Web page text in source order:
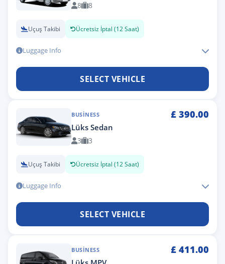
8 8
Uçuş Takibi Ücretsiz İptal (12 Saat)
Luggage Info
SELECT VEHICLE
BUSINESS £ 390.00
Lüks Sedan
3 3
Uçuş Takibi Ücretsiz İptal (12 Saat)
Luggage Info
SELECT VEHICLE
BUSINESS £ 411.00